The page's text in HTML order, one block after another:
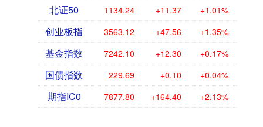
北证50 1134.24 +11.37 +1.01%
创业板指 3563.12 +47.56 +1.35%
基金指数 7242.10 +12.30 +0.17%
国债指数 229.69 +0.10 +0.04%
期指IC0 7877.80 +164.40 +2.13%